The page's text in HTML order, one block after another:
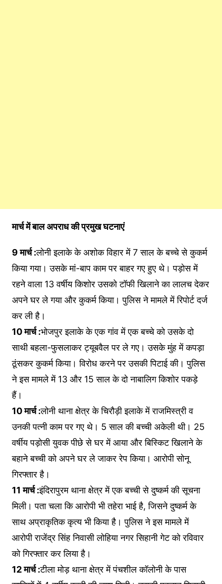
मार्च में बाल अपराध की प्रमुख घटनाएं
9 मार्च :लोनी इलाके के अशोक विहार में 7 साल के बच्चे से कुकर्म
किया गया। उसके मां-बाप काम पर बाहर गए हुए थे। पड़ोस में
रहने वाला 13 वर्षीय किशोर उसको टॉफी खिलाने का लालच देकर
अपने घर ले गया और कुकर्म किया। पुलिस ने मामले में रिपोर्ट दर्ज
कर ली है।
10 मार्च :भोजपुर इलाके के एक गांव में एक बच्चे को उसके दो
साथी बहला-फुसलाकर ट्यूबवैल पर ले गए। उसके मुंह में कपड़ा
ठूंसकर कुकर्म किया। विरोध करने पर उसकी पिटाई की। पुलिस
ने इस मामले में 13 और 15 साल के दो नाबालिग किशोर पकड़े
हैं।
10 मार्च :लोनी थाना क्षेत्र के चिरौड़ी इलाके में राजमिस्त्री व
उनकी पत्नी काम पर गए थे। 5 साल की बच्ची अकेली थी। 25
वर्षीय पड़ोसी युवक पीछे से घर में आया और बिस्किट खिलाने के
बहाने बच्ची को अपने घर ले जाकर रेप किया। आरोपी सोनू
गिरफ्तार है।
11 मार्च :इंदिरापुरम थाना क्षेत्र में एक बच्ची से दुष्कर्म की सूचना
मिली। पता चला कि आरोपी भी तहेरा भाई है, जिसने दुष्कर्म के
साथ अप्राकृतिक कृत्य भी किया है। पुलिस ने इस मामले में
आरोपी राजेंद्र सिंह निवासी लोहिया नगर सिहानी गेट को रविवार
को गिरफ्तार कर लिया है।
12 मार्च :टीला मोड़ थाना क्षेत्र में पंचशील कॉलोनी के पास